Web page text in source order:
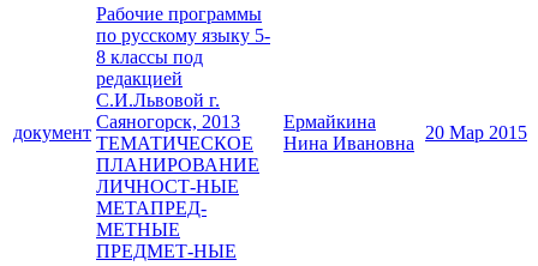
документ
Рабочие программы
по русскому языку 5-
8 классы под
редакцией
С.И.Львовой г.
Саяногорск, 2013
ТЕМАТИЧЕСКОЕ
ПЛАНИРОВАНИЕ
ЛИЧНОСТ-НЫЕ
МЕТАПРЕД-
МЕТНЫЕ
ПРЕДМЕТ-НЫЕ
Ермайкина
Нина Ивановна
20 Мар 2015